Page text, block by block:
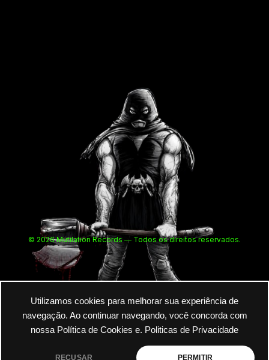
Utilizamos cookies para melhorar sua experiência de
navegação. Ao continuar navegando, você concorda com
nossa Política de Cookies e. Politicas de Privacidade
RECUSAR PERMITIR
© 2026 Mutilation Records — Todos os direitos reservados.